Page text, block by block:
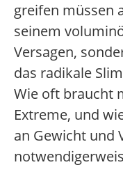
greifen müssen
seinem
Versagen,
das radikale
Wie oft braucht
Extreme, und
an Gewicht und